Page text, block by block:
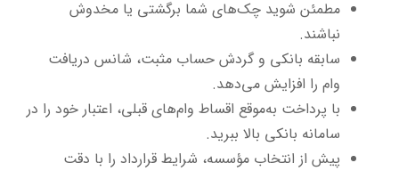
مطمئن شوید چک‌های شما برگشتی یا مخدوش
نباشند.
سابقه بانکی و گردش حساب مثبت، شانس دریافت
وام را افزایش می‌دهد.
با پرداخت به‌موقع اقساط وام‌های قبلی، اعتبار خود را در
سامانه بانکی بالا ببرید.
پیش از انتخاب مؤسسه، شرایط قرارداد را با دقت